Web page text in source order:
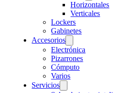
Horizontales
Verticales
Lockers
Gabinetes
Accesorios
Electrónica
Pizarrones
Cómputo
Varios
Servicios